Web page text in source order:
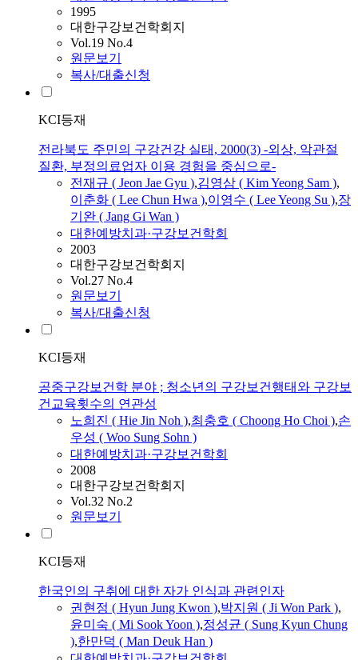
1995
대한구강보건학회지
Vol.19 No.4
원문보기
복사/대출신청
KCI등재
전라북도 주민의 구강건강 실태, 2000(3) -외상, 악관절
질환, 부정의료업자 이용 경험을 중심으로-
전재규 ( Jeon Jae Gyu ),김영삼 ( Kim Yeong Sam ),
이춘화 ( Lee Chun Hwa ),이영수 ( Lee Yeong Su ),장
기완 ( Jang Gi Wan )
대한예방치과·구강보건학회
2003
대한구강보건학회지
Vol.27 No.4
원문보기
복사/대출신청
KCI등재
공중구강보건학 분야 ; 청소년의 구강보건행태와 구강보
건교육횟수의 연관성
노희진 ( Hie Jin Noh ),최충호 ( Choong Ho Choi ),손
우성 ( Woo Sung Sohn )
대한예방치과·구강보건학회
2008
대한구강보건학회지
Vol.32 No.2
원문보기
KCI등재
한국인의 구취에 대한 자가 인식과 관련인자
권현정 ( Hyun Jung Kwon ),박지원 ( Ji Won Park ),
윤미숙 ( Mi Sook Yoon ),정성균 ( Sung Kyun Chung
),한만덕 ( Man Deuk Han )